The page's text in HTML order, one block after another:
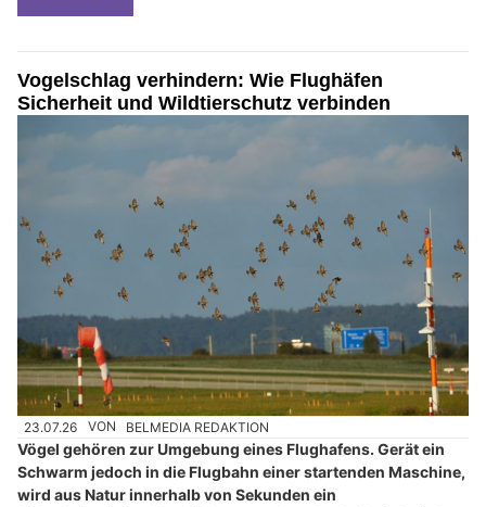
Vogelschlag verhindern: Wie Flughäfen
Sicherheit und Wildtierschutz verbinden
23.07.26 VON BELMEDIA REDAKTION
Vögel gehören zur Umgebung eines Flughafens. Gerät ein
Schwarm jedoch in die Flugbahn einer startenden Maschine,
wird aus Natur innerhalb von Sekunden ein